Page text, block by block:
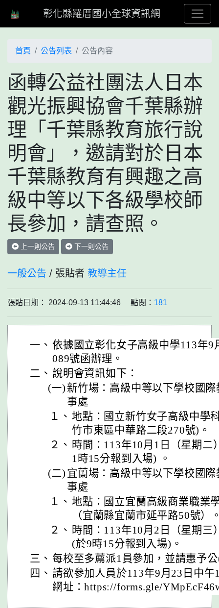
彰化縣羅厝國小全球資訊網
首頁 公告列表 公告內容
函轉公益社團法人日本
觀光振興協會千葉縣辦
理「千葉縣教育旅行說
明會」，邀請對於日本
千葉縣教育有興趣之高
級中等以下各級學校師
長參加，請查照。
上一則公告 下一則公告
一般公告 / 張貼者 教導主任
張貼日期： 2024-09-13 11:44:46 點閱： 181
一、 依據國立彰化女子高級中學113年9
089號函辦理。
二、 說明會資訊如下：
(一) 新竹場：高級中等以下學校國
事處
１、 地點：國立新竹女子高級中學
竹市東區中華路二段270號)。
２、 時間：113年10月1日（星期二
1時15分報到入場) 。
(二) 宜蘭場：高級中等以下學校國
事處
１、 地點：國立宜蘭高級商業職業
（宜蘭縣宜蘭市延平路50號）
２、 時間：113年10月2日（星期三
(於9時15分報到入場)。
三、 每校至多薦派1員參加，並請惠予
四、 請欲參加人員於113年9月23日中
網址：https://forms.gle/